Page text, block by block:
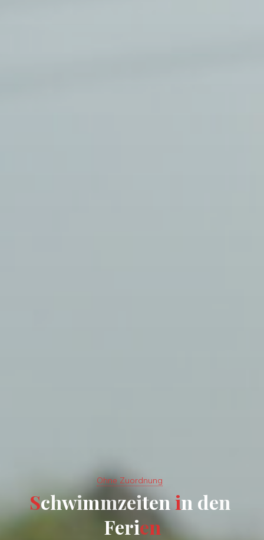
Ohne Zuordnung
Schwimmzeiten in den
Ferien